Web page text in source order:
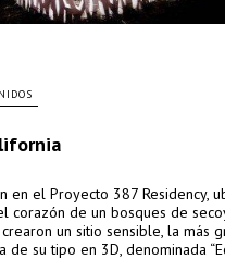
en el Proyecto 387 Residency,
corazón de un bosques de
un sitio sensible, la más
de su tipo en 3D, denominada